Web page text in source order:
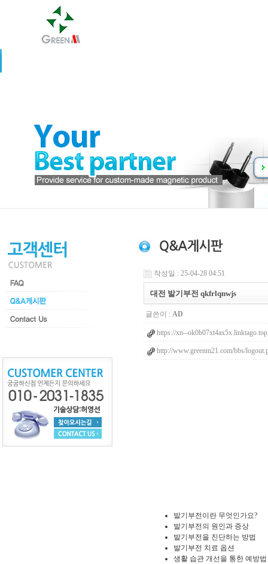
작성일 : 25-04-28 04:51
대전 발기부전 qkfrlqnwjs
글쓴이 : AD
https://xn--ok0b07xt4ax5x.linktago.top
http://www.greenm21.com/bbs/
발기부전이란 무엇인가요?
발기부전의 원인과 증상
발기부전을 진단하는 방법
발기부전 치료 옵션
생활 습관 개선을 통한 예방법